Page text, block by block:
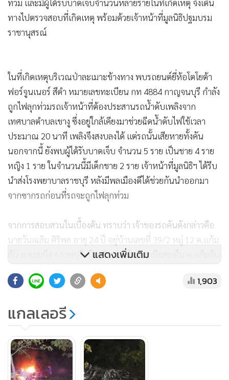
ท่วม และมีผู้ได้รับบาดเจ็บจำนวนหลายรายในที่เกิดเหตุ จึงเดิน
ทางไปตรวจสอบที่เกิดเหตุ พร้อมด้วยเจ้าหน้าที่มูลนิธิปฐมบรม
ราชานุสรณ์
ในที่เกิดเหตุบริเวณป่าละเมาะข้างทาง พบรถยนต์ยี่ห้อโตโยต้า
ฟอร์จูนเนอร์ สีดำ หมายเลขทะเบียน กท 4884 กาญจนบุรี กำลัง
ถูกไฟลุกท่วมรถเจ้าหน้าที่ต้องประสานรถน้ำดับเพลิงจาก
เทศบาลตำบลเขางู ซึ่งอยู่ใกล้เคียงมาช่วยฉีดน้ำดับไฟใช้เวลา
ประมาณ 20 นาที เพลิงจึงสงบลงได้ แต่รถนั้นเสียหายทั้งคัน
นอกจากนี้ ยังพบผู้ได้รับบาดเจ็บ จำนวน 5 ราย เป็นชาย 4 ราย
หญิง 1 ราย ในจำนวนนี้มีเด็กชาย 2 ราย เจ้าหน้าที่มูลนิธิฯ ได้รีบ
นำส่งโรงพยาบาลราชบุรี หลังมีพลเมืองดีได้ช่วยกันนำออกมา
จากซากรถก่อนที่รถจะถูกไฟลุกท่วม
จากการสอบสวนในเบื้องต้น ทราบว่า เจ้าของรถคันดังกล่าวคือ
นายวันเฉลิม ศิริพล อายุ 24 ปี อยู่บ้านเลขที่ 39/2 หมู่ 12 ต.แก้ม
อ้น อ.จอมบึง จ.ราชบุรี เป็นเจ้าของเต็นท์รถมือสองใน ต.แก้มอ้น
เมืองราชบุรีขากลับมาถึงที่เกิดเหตุได้หักหลบรถคันหน้าที่พุ่งชน
ผ่านมาได้ช่วยกันนำผู้บาดเจ็บที่ติดอยู่ในซากรถออกมาได้ก่อน
จะเกิดไฟลุกท่วมหวิดย่างสดคนในรถ จำนวน 5 รายดังกล่าว
แสดงเพิ่มเติม
1,903
แกลเลอรี